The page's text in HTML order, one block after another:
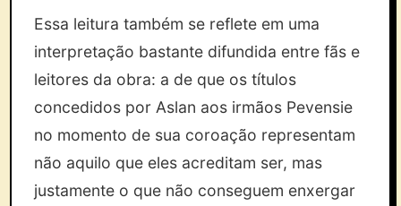
Essa leitura também se reflete em uma
interpretação bastante difundida entre fãs e
leitores da obra: a de que os títulos
concedidos por Aslan aos irmãos Pevensie
no momento de sua coroação representam
não aquilo que eles acreditam ser, mas
justamente o que não conseguem enxergar